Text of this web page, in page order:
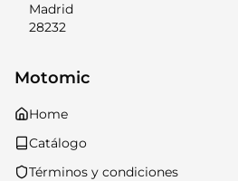
Madrid
28232
Motomic
Home
Catálogo
Términos y condiciones